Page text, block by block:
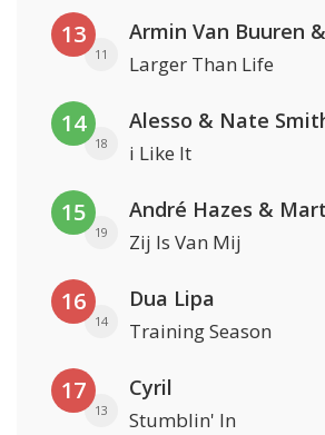
13
11
Armin Van Buuren
Larger Than Life
14
18
Alesso & Nate
i Like It
15
19
André Hazes &
Zij Is Van Mij
16
14
Dua Lipa
Training Season
17
13
Cyril
Stumblin' In